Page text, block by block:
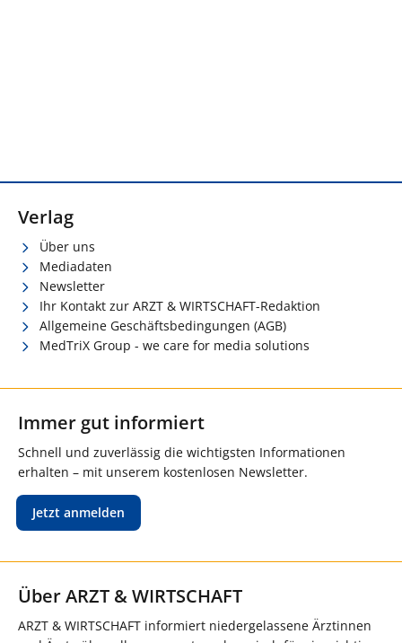
Verlag
Über uns
Mediadaten
Newsletter
Ihr Kontakt zur ARZT & WIRTSCHAFT-Redaktion
Allgemeine Geschäftsbedingungen (AGB)
MedTriX Group - we care for media solutions
Immer gut informiert
Schnell und zuverlässig die wichtigsten Informationen
erhalten – mit unserem kostenlosen Newsletter.
Jetzt anmelden
Über ARZT & WIRTSCHAFT
ARZT & WIRTSCHAFT informiert niedergelassene Ärztinnen